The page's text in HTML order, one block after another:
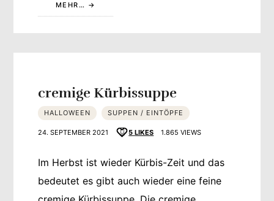
MEHR…
cremige Kürbissuppe
HALLOWEEN SUPPEN / EINTÖPFE
24. SEPTEMBER 2021 5 LIKES 1.865 VIEWS
Im Herbst ist wieder Kürbis-Zeit und das
bedeutet es gibt auch wieder eine feine